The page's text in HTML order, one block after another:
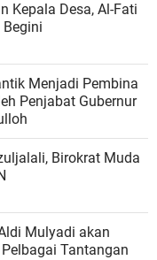
Kepala Desa, Al-Fati
Menjadi Pembina
Penjabat Gubernur
Birokrat Muda
Mulyadi akan
Tantangan